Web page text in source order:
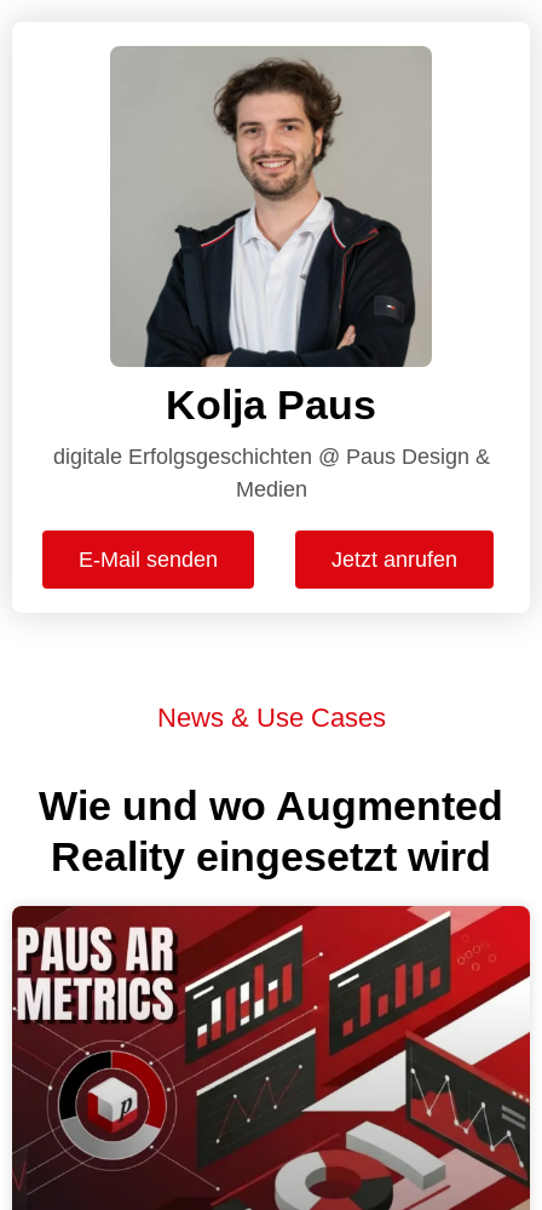
Kolja Paus
digitale Erfolgsgeschichten @ Paus Design &
Medien
E-Mail senden Jetzt anrufen
News & Use Cases
Wie und wo Augmented
Reality eingesetzt wird